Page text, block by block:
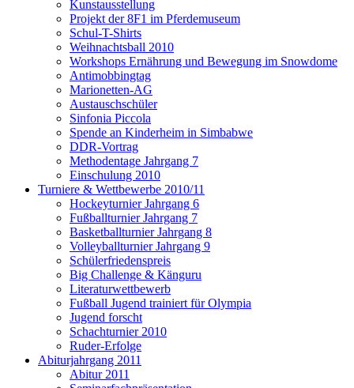
Kunstausstellung
Projekt der 8F1 im Pferdemuseum
Schul-T-Shirts
Weihnachtsball 2010
Workshops Ernährung und Bewegung im Snowdome
Antimobbingtag
Marionetten-AG
Austauschschüler
Sinfonia Piccola
Spende an Kinderheim in Simbabwe
DDR-Vortrag
Methodentage Jahrgang 7
Einschulung 2010
Turniere & Wettbewerbe 2010/11
Hockeyturnier Jahrgang 6
Fußballturnier Jahrgang 7
Basketballturnier Jahrgang 8
Volleyballturnier Jahrgang 9
Schülerfriedenspreis
Big Challenge & Känguru
Literaturwettbewerb
Fußball Jugend trainiert für Olympia
Jugend forscht
Schachturnier 2010
Ruder-Erfolge
Abiturjahrgang 2011
Abitur 2011